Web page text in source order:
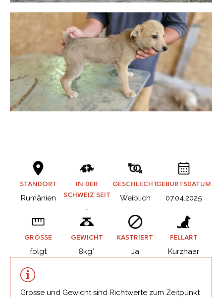
STANDORT
Rumänien
IN DER
SCHWEIZ SEIT
-
GESCHLECHT
Weiblich
GEBURTSDATUM
07.04.2025
GRÖSSE
folgt
GEWICHT
8kg*
KASTRIERT
Ja
FELLART
Kurzhaar
Grösse und Gewicht sind Richtwerte zum Zeitpunkt